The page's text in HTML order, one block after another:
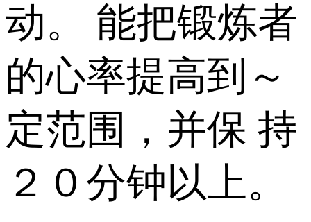
动。 能把锻炼者
的心率提高到～
定范围，并保 持
２０分钟以上。